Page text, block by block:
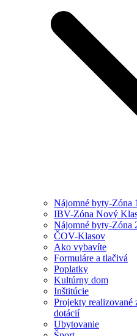
Nájomné byty-Zóna 1
IBV-Zóna Nový
Nájomné byty-Zóna
ČOV-Klasov
Ako vybavíte
Formuláre a tlačivá
Poplatky
Kultúrny dom
Inštitúcie
Projekty realizované
dotácií
Ubytovanie